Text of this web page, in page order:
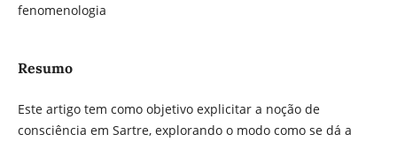
fenomenologia
Resumo
Este artigo tem como objetivo explicitar a noção de
consciência em Sartre, explorando o modo como se dá a